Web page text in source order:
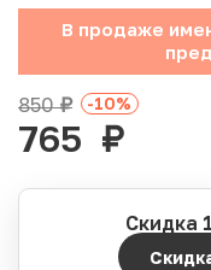
Наборы монет
Инвестиционные
В продаже
850руб. -10%
765 руб.
Скидка